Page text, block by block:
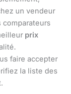
un vendeur
prix
faire accepter
la liste des